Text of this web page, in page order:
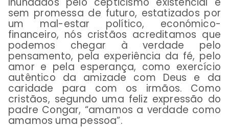
sem promessa de futuro, estatizados por
um mal-estar político, económico-
financeiro, nós cristãos acreditamos que
podemos chegar à verdade pelo
pensamento, pela experiência da fé, pelo
amor e pela esperança, como exercício
autêntico da amizade com Deus e da
caridade para com os irmãos. Como
cristãos, segundo uma feliz expressão do
padre Congar, “amamos a verdade como
amamos uma pessoa”.